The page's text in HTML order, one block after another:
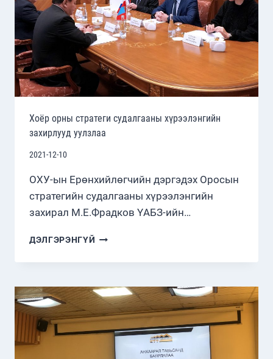
Хоёр орны стратеги судалгааны хүрээлэнгийн
захирлууд уулзлаа
2021-12-10
ОХУ-ын Ерөнхийлөгчийн дэргэдэх Оросын
стратегийн судалгааны хүрээлэнгийн
захирал М.Е.Фрадков ҮАБЗ-ийн…
ДЭЛГЭРЭНГҮЙ ХОЁР
СТРАТЕГИ
ХҮРЭЭЛЭНГИЙН
ЗАХИРЛУУД
УУЛЗЛАА